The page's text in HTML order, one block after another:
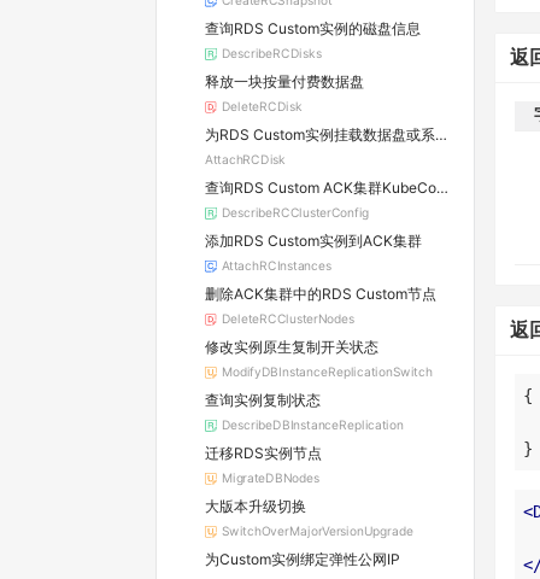
查询RDS Custom实例的磁盘信息
DescribeRCDisks
释放一块按量付费数据盘
DeleteRCDisk
为RDS Custom实例挂载数据盘或系统盘
AttachRCDisk
查询RDS Custom ACK集群KubeConfig
DescribeRCClusterConfig
添加RDS Custom实例到ACK集群
AttachRCInstances
删除ACK集群中的RDS Custom节点
DeleteRCClusterNodes
修改实例原生复制开关状态
ModifyDBInstanceReplicationSwitch
查询实例复制状态
DescribeDBInstanceReplication
迁移RDS实例节点
MigrateDBNodes
大版本升级切换
SwitchOverMajorVersionUpgrade
为Custom实例绑定弹性公网IP
返
返
}
<